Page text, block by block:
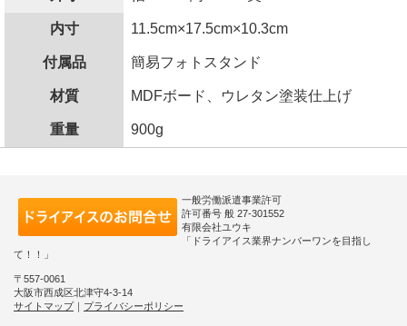
内寸 11.5cm×17.5cm×10.3cm
付属品 簡易フォトスタンド
材質 MDFボード、ウレタン塗装仕上げ
重量 900g
一般労働派遣事業許可
許可番号 般 27-301552
有限会社ユウキ
「ドライアイス業界ナンバーワンを目指し
て！！」
〒557-0061
大阪市西成区北津守4-3-14
サイトマップ｜ プライバシーポリシー